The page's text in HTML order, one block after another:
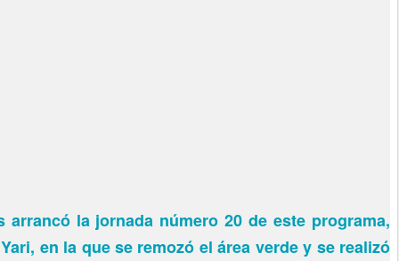
arrancó la jornada número 20 de este programa,
en la que se remozó el área verde y se realizó